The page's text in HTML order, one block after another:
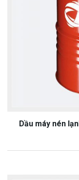
Dầu máy nén